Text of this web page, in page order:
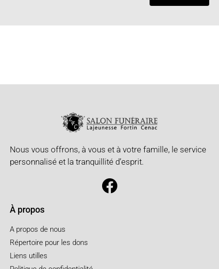
Nous vous offrons, à vous et à votre famille, le service
personnalisé et la tranquillité d’esprit.
À propos
A propos de nous
Répertoire pour les dons
Liens utilles